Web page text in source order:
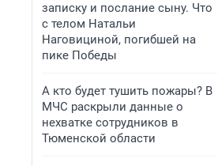
записку и послание сыну. Что
с телом Натальи
Наговициной, погибшей на
пике Победы
А кто будет тушить пожары? В
МЧС раскрыли данные о
нехватке сотрудников в
Тюменской области